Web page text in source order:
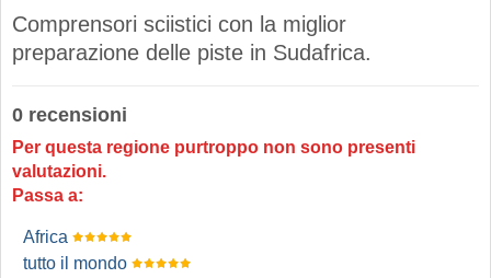
Comprensori sciistici con la miglior
preparazione delle piste in Sudafrica.
0 recensioni
Per questa regione purtroppo non sono presenti
valutazioni.
Passa a:
Africa
tutto il mondo